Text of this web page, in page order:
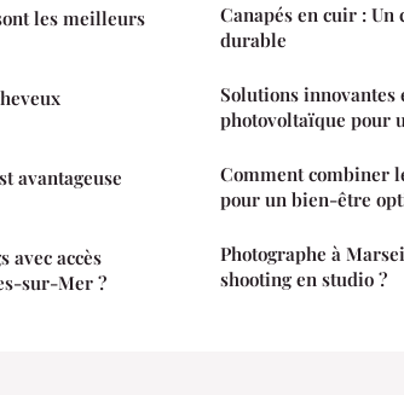
les meilleurs
avantageuse
avec accès
sur-Mer ?
Canapés en cuir :
durable
Solutions innovantes
photovoltaïque pour
Comment combiner
pour un bien-être
Photographe à
shooting en studio ?